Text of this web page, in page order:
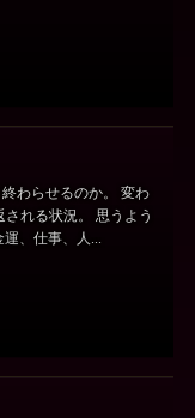
わらせるのか。 変わ
される状況。 思うよう
、仕事、人...